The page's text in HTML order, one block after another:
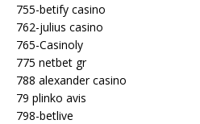
755-betify casino
762-julius casino
765-Casinoly
775 netbet gr
788 alexander casino
79 plinko avis
798-betlive